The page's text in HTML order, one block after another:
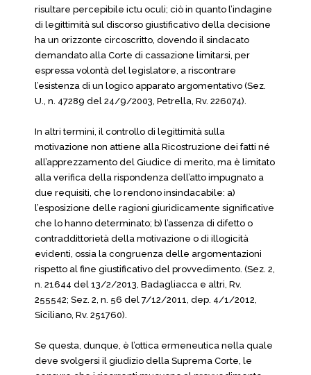
risultare percepibile ictu oculi; ciò in quanto l’indagine
di legittimità sul discorso giustificativo della decisione
ha un orizzonte circoscritto, dovendo il sindacato
demandato alla Corte di cassazione limitarsi, per
espressa volontà del legislatore, a riscontrare
l’esistenza di un logico apparato argomentativo (Sez.
U., n. 47289 del 24/9/2003, Petrella, Rv. 226074).
In altri termini, il controllo di legittimità sulla
motivazione non attiene alla Ricostruzione dei fatti né
all’apprezzamento del Giudice di merito, ma è limitato
alla verifica della rispondenza dell’atto impugnato a
due requisiti, che lo rendono insindacabile: a)
l’esposizione delle ragioni giuridicamente significative
che lo hanno determinato; b) l’assenza di difetto o
contraddittorietà della motivazione o di illogicità
evidenti, ossia la congruenza delle argomentazioni
rispetto al fine giustificativo del provvedimento. (Sez. 2,
n. 21644 del 13/2/2013, Badagliacca e altri, Rv.
255542; Sez. 2, n. 56 del 7/12/2011, dep. 4/1/2012,
Siciliano, Rv. 251760).
Se questa, dunque, è l’ottica ermeneutica nella quale
deve svolgersi il giudizio della Suprema Corte, le